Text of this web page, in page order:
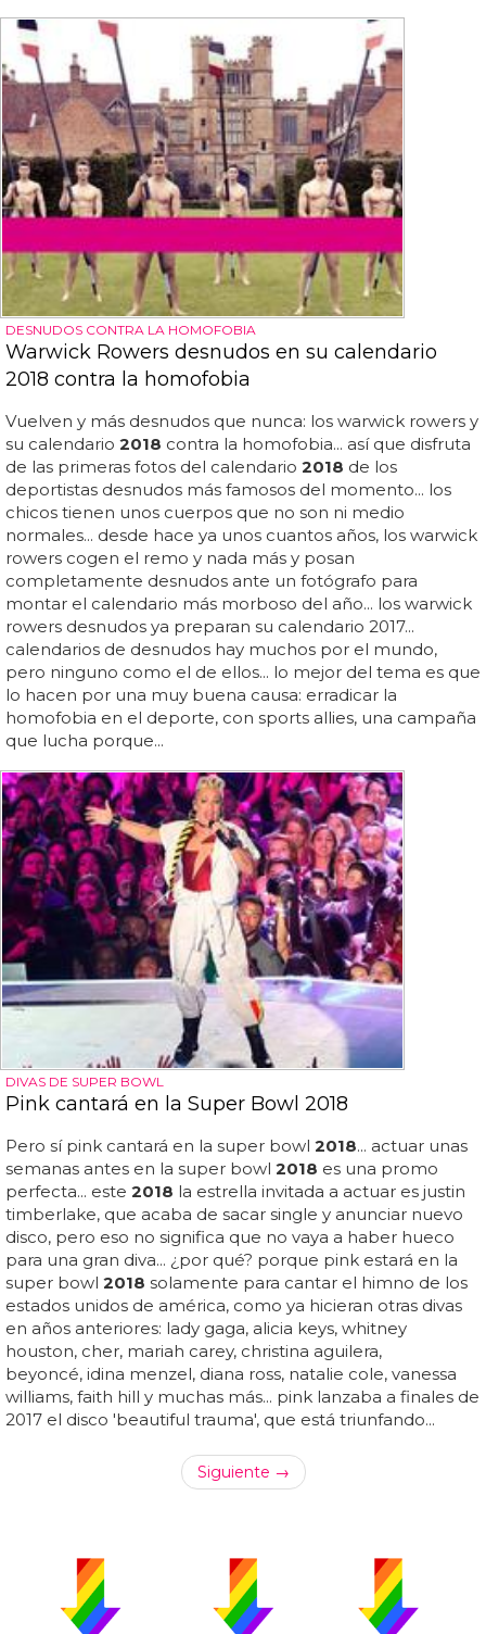
DESNUDOS CONTRA LA HOMOFOBIA
Warwick Rowers desnudos en su calendario
2018 contra la homofobia
Vuelven y más desnudos que nunca: los warwick rowers y
su calendario 2018 contra la homofobia... así que disfruta
de las primeras fotos del calendario 2018 de los
deportistas desnudos más famosos del momento... los
chicos tienen unos cuerpos que no son ni medio
normales... desde hace ya unos cuantos años, los warwick
rowers cogen el remo y nada más y posan
completamente desnudos ante un fotógrafo para
montar el calendario más morboso del año... los warwick
rowers desnudos ya preparan su calendario 2017...
calendarios de desnudos hay muchos por el mundo,
pero ninguno como el de ellos... lo mejor del tema es que
lo hacen por una muy buena causa: erradicar la
homofobia en el deporte, con sports allies, una campaña
que lucha porque...
DIVAS DE SUPER BOWL
Pink cantará en la Super Bowl 2018
Pero sí pink cantará en la super bowl 2018... actuar unas
semanas antes en la super bowl 2018 es una promo
perfecta... este 2018 la estrella invitada a actuar es justin
timberlake, que acaba de sacar single y anunciar nuevo
disco, pero eso no significa que no vaya a haber hueco
para una gran diva... ¿por qué? porque pink estará en la
super bowl 2018 solamente para cantar el himno de los
estados unidos de américa, como ya hicieran otras divas
en años anteriores: lady gaga, alicia keys, whitney
houston, cher, mariah carey, christina aguilera,
beyoncé, idina menzel, diana ross, natalie cole, vanessa
williams, faith hill y muchas más... pink lanzaba a finales de
2017 el disco 'beautiful trauma', que está triunfando...
Siguiente →